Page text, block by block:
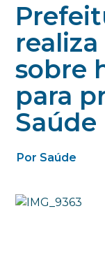
sobre
para
Saúde
Por Saúde